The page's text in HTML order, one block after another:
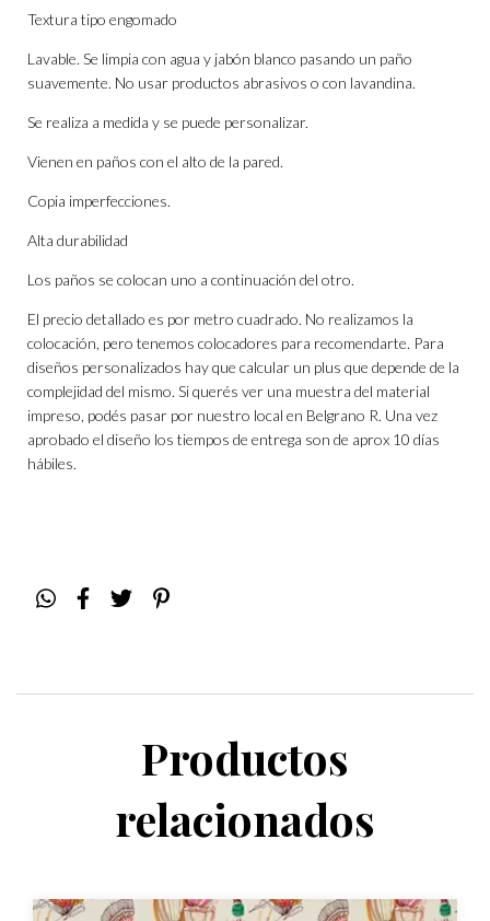
Textura tipo engomado
Lavable. Se limpia con agua y jabón blanco pasando un paño
suavemente. No usar productos abrasivos o con lavandina.
Se realiza a medida y se puede personalizar.
Vienen en paños con el alto de la pared.
Copia imperfecciones.
Alta durabilidad
Los paños se colocan uno a continuación del otro.
El precio detallado es por metro cuadrado. No realizamos la
colocación, pero tenemos colocadores para recomendarte. Para
diseños personalizados hay que calcular un plus que depende de la
complejidad del mismo. Si querés ver una muestra del material
impreso, podés pasar por nuestro local en Belgrano R. Una vez
aprobado el diseño los tiempos de entrega son de aprox 10 días
hábiles.
Productos
relacionados